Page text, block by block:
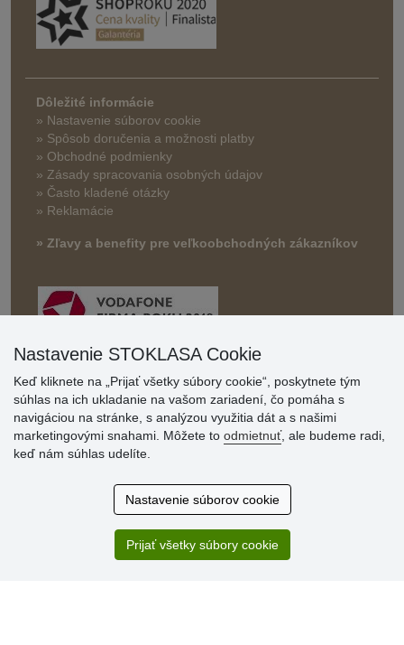
Dôležité informácie
» Nastavenie súborov cookie
» Spôsob doručenia a možnosti platby
» Obchodné podmienky
» Zásady spracovania osobných údajov
» Často kladené otázky
» Reklamácie
» Zľavy a benefity pre veľkoobchodných zákazníkov
Hodnotenia
zákazníkov
zásielka sa nezmestí do boxu, tak sme to dali na poštu....
Nastavenie STOKLASA Cookie
Keď kliknete na „Prijať všetky súbory cookie“, poskytnete tým
súhlas na ich ukladanie na vašom zariadení, čo pomáha s
navigáciou na stránke, s analýzou využitia dát a s našimi
marketingovými snahami. Môžete to odmietnuť, ale budeme radi,
keď nám súhlas udelíte.
Nastavenie súborov cookie
Prijať všetky súbory cookie